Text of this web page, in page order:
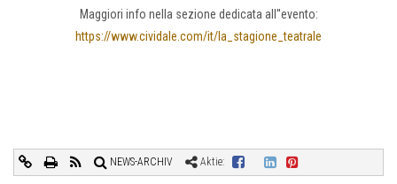
Maggiori info nella sezione dedicata all''evento:
https://www.cividale.com/it/la_stagione_teatrale
NEWS-ARCHIV Aktie: